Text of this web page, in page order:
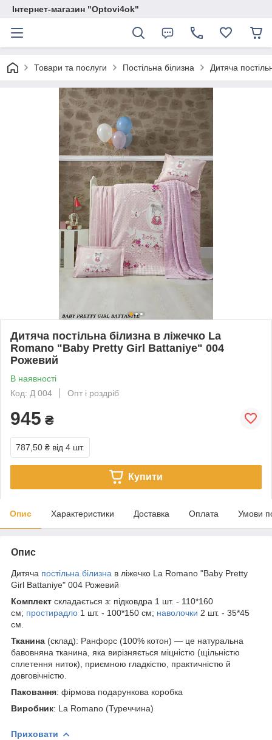
Інтернет-магазин "Optovi4ok"
Товари та послуги Постільна білизна Дитяча
Дитяча постільна білизна в ліжечко La
Romano "Baby Pretty Girl Battaniye" 004
Рожевий
В наявності
Код: Д 004
Опт і роздріб
945 ₴
787,50 ₴ від 4 шт.
Купити
Опис Характеристики Доставка Оплата Умови
Опис
Дитяча постільна білизна в ліжечко La Romano "Baby Pretty
Girl Battaniye" 004 Рожевий
Комплект складається з: підковдра 1 шт. - 110*160
см; простирадло 1 шт. - 100*150 см; наволочки 2 шт. - 35*45
см.
Тканина (склад): Ранфорс (100% котон) — це натуральна
бавовняна тканина, яка вирізняється міцністю (щільністю
сплетення ниток), приємною гладкістю, практичністю й
довговічністю.
Паковання: фірмова подарункова коробка
Виробник: La Romano (Туреччина)
Приховати